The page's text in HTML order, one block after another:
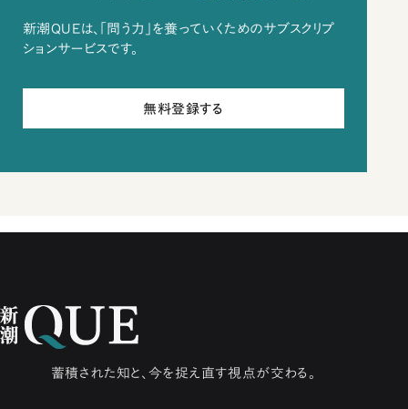
新潮QUEは、「問う力」を養っていくためのサブスクリプ
ションサービスです。
無料登録する
蓄積された知と、今を捉え直す視点が交わる。